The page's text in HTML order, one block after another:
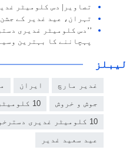
تصاویر| دس کلومیٹر
تہران، عید غدیر کے
’’دس کلومیٹر غدیری
پہچاننے کا بہترین
لیبلز
غدیر مارچ ایران
جوش و خروش 10 کلومیٹر طویل دسترخوان
10 کلومیٹر غدیری دسترخوان
عید سعید غدیر